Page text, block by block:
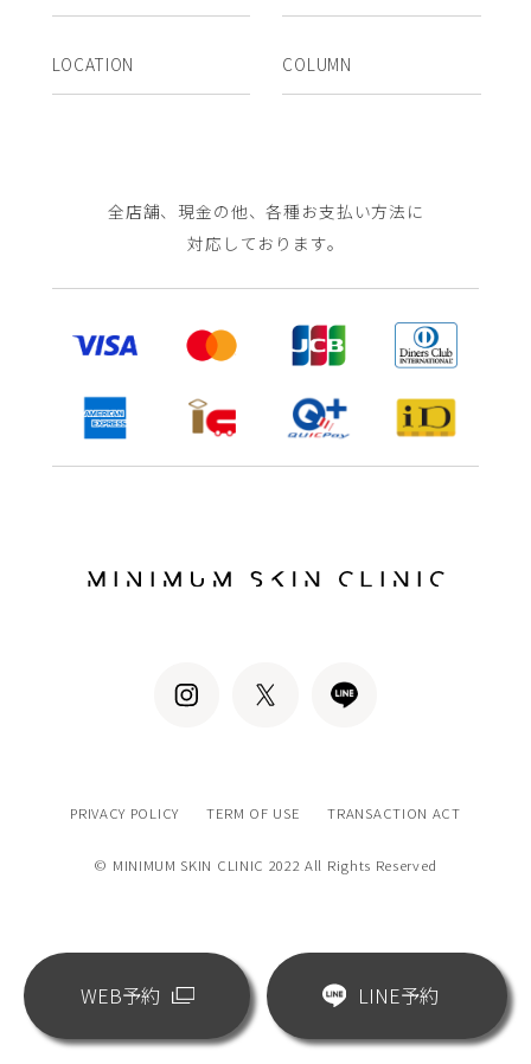
LOCATION COLUMN
全店舗、現金の他、各種お支払い方法に
対応しております。
PRIVACY POLICY TERM OF USE TRANSACTION ACT
© MINIMUM SKIN CLINIC 2022 All Rights Reserved
WEB予約 LINE予約